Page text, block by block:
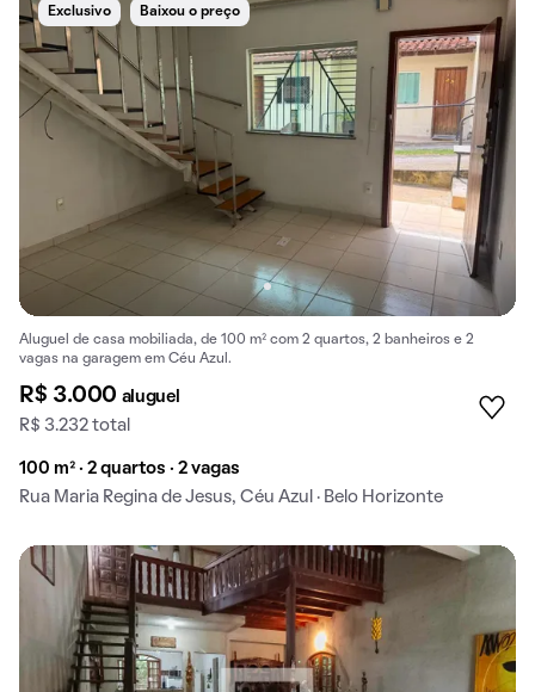
Exclusivo Baixou o preço
Aluguel de casa mobiliada, de 100 m² com 2 quartos, 2 banheiros e 2
vagas na garagem em Céu Azul.
R$ 3.000 aluguel
R$ 3.232 total
100 m² · 2 quartos · 2 vagas
Rua Maria Regina de Jesus, Céu Azul · Belo Horizonte